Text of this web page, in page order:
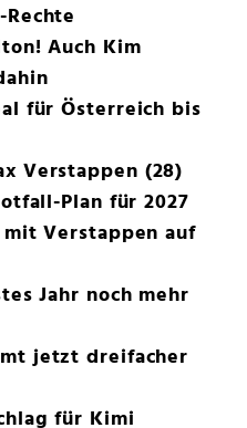
Auch Kim
für Österreich bis
Verstappen (28)
Plan für 2027
Verstappen auf
Jahr noch mehr
jetzt dreifacher
für Kimi